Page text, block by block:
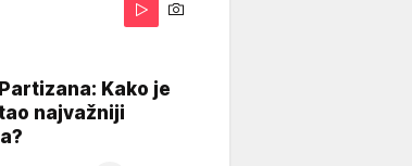
Kako je
najvažniji